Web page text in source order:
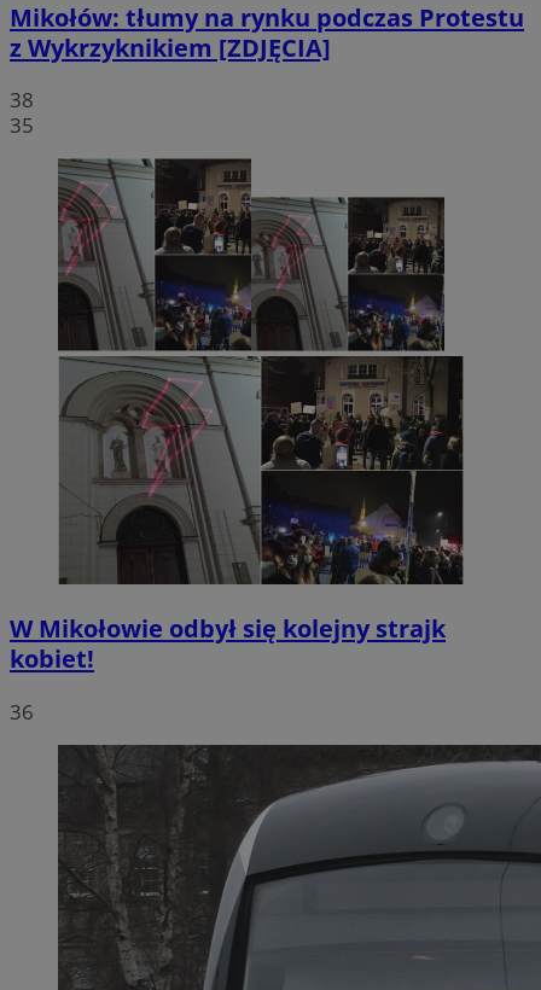
Mikołów: tłumy na rynku podczas Protestu
z Wykrzyknikiem [ZDJĘCIA]
38
35
W Mikołowie odbył się kolejny strajk
kobiet!
36